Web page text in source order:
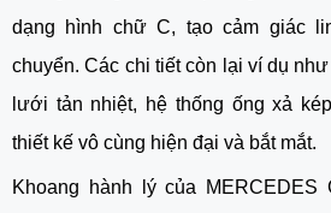
dạng hình chữ C, tạo cảm giác
chuyển. Các chi tiết còn lại ví dụ
lưới tản nhiệt, hệ thống ống xả
thiết kế vô cùng hiện đại và bắt mắt.
Khoang hành lý của MERCEDES